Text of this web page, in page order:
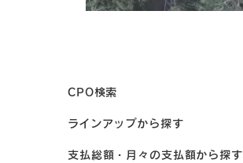
CPO検索
ラインアップから探す
支払総額・月々の支払額から探す